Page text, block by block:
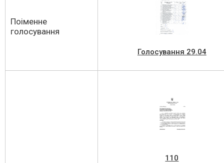
Поіменне
голосування
Голосування 29.04
110